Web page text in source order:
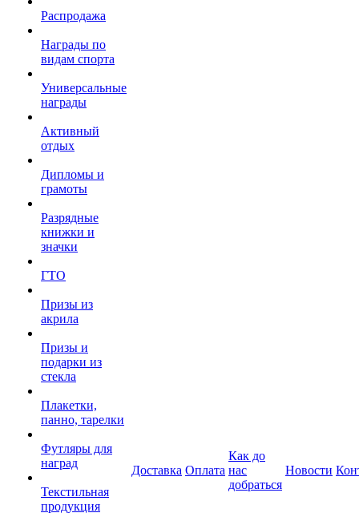
Распродажа
Награды по
видам спорта
Универсальные
награды
Активный
отдых
Дипломы и
грамоты
Разрядные
книжки и
значки
ГТО
Призы из
акрила
Призы и
подарки из
стекла
Плакетки,
панно, тарелки
Футляры для
наград
Текстильная
продукция
Доставка Оплата
Как до
нас
добраться
Новости